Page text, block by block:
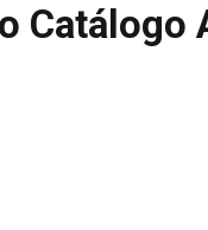
Catálogo